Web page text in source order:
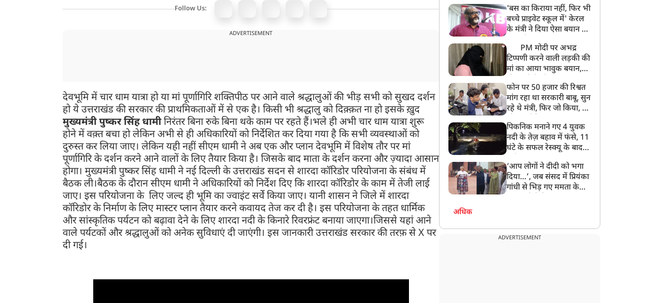
Follow Us:
ADVERTISEMENT
देवभूमि में चार धाम यात्रा हो या मां पूर्णागिरि शक्तिपीठ पर आने वाले श्रद्धालुओं की भीड़ सभी को सुखद दर्शन
हो ये उत्तराखंड की सरकार की प्राथमिकताओं में से एक है। किसी भी श्रद्धालु को दिक़्क़त ना हो इसके ख़ुद
मुख्यमंत्री पुष्कर सिंह धामीनिरंतर बिना रुके बिना थके काम पर रहते हैं।भले ही अभी चार धाम यात्रा शुरू
होने में वक़्त बचा हो लेकिन अभी से ही अधिकारियों को निर्देशित कर दिया गया है कि सभी व्यवस्थाओं को
दुरुस्त कर लिया जाए। लेकिन यही नहीं सीएम धामी ने अब एक और प्लान देवभूमि में विशेष तौर पर मां
पूर्णागिरि के दर्शन करने आने वालों के लिए तैयार किया है। जिसके बाद माता के दर्शन करना और ज़्यादा आसान
होगा। मुख्यमंत्री पुष्कर सिंह धामी ने नई दिल्ली के उत्तराखंड सदन से शारदा कॉरिडोर परियोजना के संबंध में
बैठक ली।बैठक के दौरान सीएम धामी ने अधिकारियों को निर्देश दिए कि शारदा कॉरिडोर के काम में तेजी लाई
जाए। इस परियोजना के लिए जल्द ही भूमि का ज्वाइंट सर्वे किया जाए। यानी शासन ने जिले में शारदा
कॉरिडोर के निर्माण के लिए मास्टर प्लान तैयार करने कवायद तेज कर दी है। इस परियोजना के तहत धार्मिक
और सांस्कृतिक पर्यटन को बढ़ावा देने के लिए शारदा नदी के किनारे रिवरफ्रंट बनाया जाएगा।जिससे यहां आने
वाले पर्यटकों और श्रद्धालुओं को अनेक सुविधाएं दी जाएंगी। इस जानकारी उत्तराखंड सरकार की तरफ़ से X पर
दी गई।
'बस का किराया नहीं, फिर भी
बच्चे प्राइवेट स्कूल में' केरल
के मंत्री ने दिया ऐसा बयान की
PM मोदी पर अभद्र
टिप्पणी करने वाली लड़की की
मां का आया भावुक बयान,
बेटी को गोद लें प्रधानमंत्री
फोन पर 50 हजार की रिश्वत
मांग रहा था सरकारी बाबू, सुन
रहे थे मंत्री, फिर जो किया, वो
पिकनिक मनाने गए 4 युवक
नदी के तेज़ बहाव में फंसे, 11
घंटे के सफल रेस्क्यू के बाद
‘आप लोगों ने दीदी को भगा
दिया…’, जब संसद में प्रियंका
गांधी से भिड़ गए ममता के
अधिक
ADVERTISEMENT